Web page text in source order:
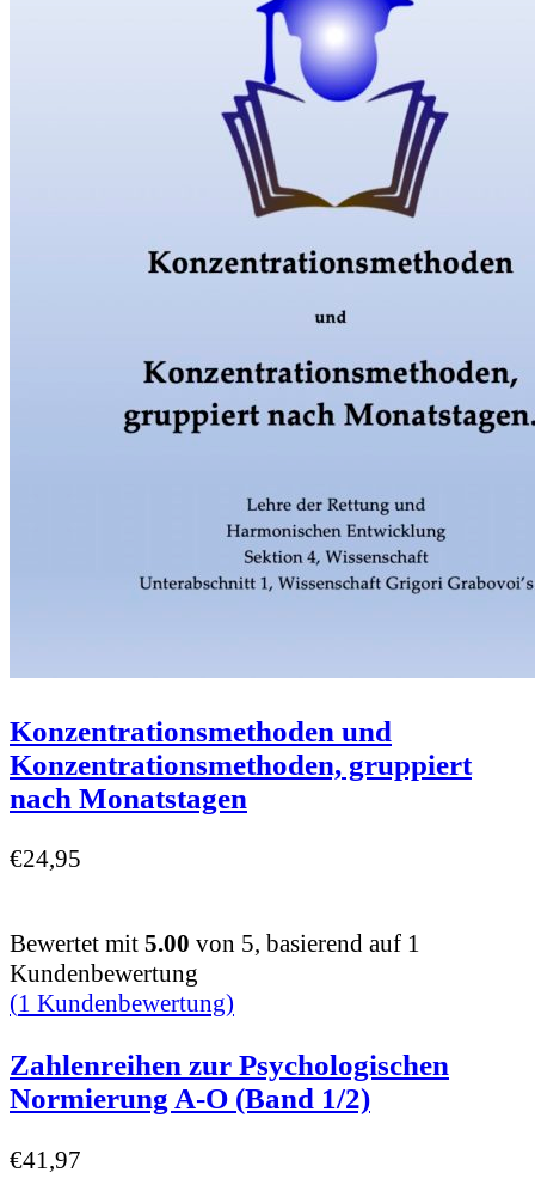
Konzentrationsmethoden und
Konzentrationsmethoden, gruppiert
nach Monatstagen
€24,95
Bewertet mit 5.00 von 5, basierend auf 1
Kundenbewertung
(1 Kundenbewertung)
Zahlenreihen zur Psychologischen
Normierung A-O (Band 1/2)
€41,97